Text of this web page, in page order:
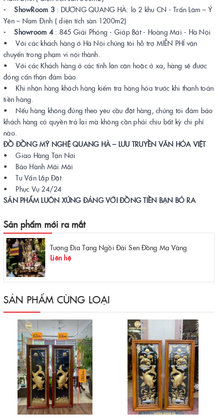
- ShowRoom 3 : DƯƠNG QUANG HÀ: lô 2 khu CN - Trấn Lâm – Ý
Yên – Nam Định ( diện tích sàn 1200m2)
- Showroom 4 : 845 Giải Phóng - Giáp Bát - Hoàng Mai - Hà Nội
• Với các khách hàng ở Hà Nội chúng tôi hỗ trợ MIỄN PHÍ vận
chuyển trong phạm vi nội thành.
• Với các Khách hàng ở các tỉnh lân cận hoặc ở xa, hàng sẽ được
đóng cẩn thận đảm bảo.
• Khi nhận hàng khách hàng kiểm tra hàng hóa trước khi thanh toán
tiền hàng.
• Nếu hàng không đúng theo yêu cầu đặt hàng, chúng tôi đảm bảo
khách hàng có quyền trả lại mà không cần phải chịu bất kỳ chi phí
nào.
ĐỒ ĐỒNG MỸ NGHỆ QUANG HÀ – LƯU TRUYỀN VĂN HÓA VIỆT
• Giao Hàng Tận Nơi
• Bảo Hành Mãi Mãi
• Tư Vấn Lắp Đặt
• Phục Vụ 24/24
SẢN PHẨM LUÔN XỨNG ĐÁNG VỚI ĐỒNG TIỀN BẠN BỎ RA
Sản phẩm mới ra mắt
Tượng Địa Tạng Ngồi Đài Sen Đồng Mạ Vàng
Liên hệ
SẢN PHẨM CÙNG LOẠI